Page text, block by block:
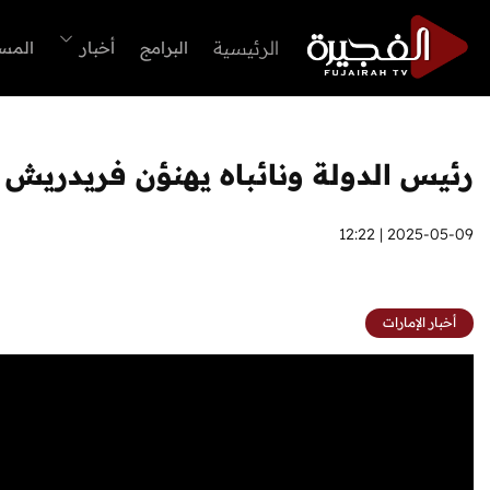
الرئيسية البرامج أخبار
رئيس الدولة ونائباه يهنؤن
2025-05-09 | 12:22
أخبار الإمارات